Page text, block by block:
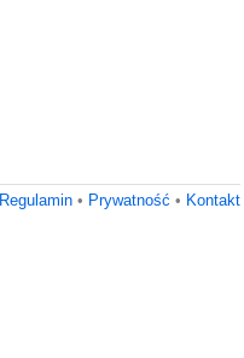
Regulamin• Prywatność • Kontakt